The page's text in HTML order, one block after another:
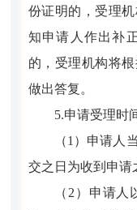
份证明的，受理
知申请人作出补
的，受理机构将
做出答复。
5.申请受理时
（1）申请人
交之日为收到申请
（2）申请